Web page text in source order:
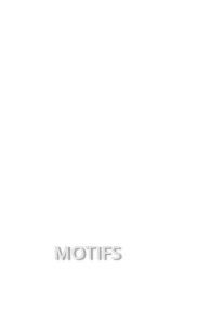
MOTIFS